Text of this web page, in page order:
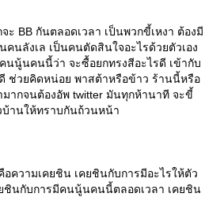
ะ BB กันตลอดเวลา เป็นพวกขี้เหงา ต้องมี
คนลังเล เป็นคนตัดสินใจอะไรด้วยตัวเอง
นนู้นคนนี้ว่า จะซื้อยกทรงสีอะไรดี เข้ากับ
ช่วยคิดหน่อย พาสต้าหรือข้าว ร้านนี้หรือ
ากจนต้องอัพ twitter มันทุกห้านาที จะขี้
านให้ทราบกันถ้วนหน้า
อความเคยชิน เคยชินกับการมีอะไรให้ตัว
ยชินกับการมีคนนู้นคนนี้ตลอดเวลา เคยชิน